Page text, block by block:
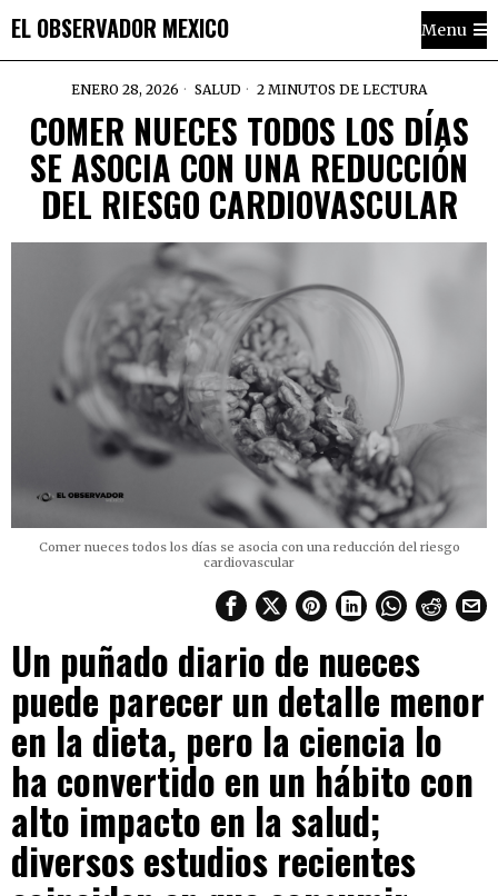
EL OBSERVADOR MEXICO Menu
ENERO 28, 2026 SALUD 2 MINUTOS DE LECTURA
COMER NUECES TODOS LOS DÍAS
SE ASOCIA CON UNA REDUCCIÓN
DEL RIESGO CARDIOVASCULAR
Comer nueces todos los días se asocia con una reducción del riesgo
cardiovascular
Un puñado diario de nueces
puede parecer un detalle menor
en la dieta, pero la ciencia lo
ha convertido en un hábito con
alto impacto en la salud;
diversos estudios recientes